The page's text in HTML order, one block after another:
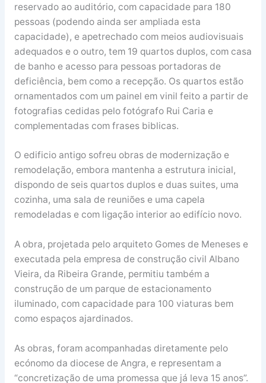
reservado ao auditório, com capacidade para 180
pessoas (podendo ainda ser ampliada esta
capacidade), e apetrechado com meios audiovisuais
adequados e o outro, tem 19 quartos duplos, com casa
de banho e acesso para pessoas portadoras de
deficiência, bem como a recepção. Os quartos estão
ornamentados com um painel em vinil feito a partir de
fotografias cedidas pelo fotógrafo Rui Caria e
complementadas com frases biblicas.
O edificio antigo sofreu obras de modernização e
remodelação, embora mantenha a estrutura inicial,
dispondo de seis quartos duplos e duas suites, uma
cozinha, uma sala de reuniões e uma capela
remodeladas e com ligação interior ao edifício novo.
A obra, projetada pelo arquiteto Gomes de Meneses e
executada pela empresa de construção civil Albano
Vieira, da Ribeira Grande, permitiu também a
construção de um parque de estacionamento
iluminado, com capacidade para 100 viaturas bem
como espaços ajardinados.
As obras, foram acompanhadas diretamente pelo
ecónomo da diocese de Angra, e representam a
“concretização de uma promessa que já leva 15 anos”.